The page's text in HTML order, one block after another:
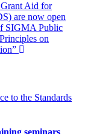
Grant Aid for
are now open
SIGMA Public
on
to the Standards
seminars